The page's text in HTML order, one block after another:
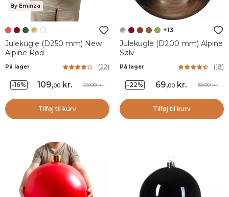
By Eminza
Julekugle (D250 mm) New
Alpine Rød
På lager (22)
-16% 109,00kr. 129,00 kr.
Tilføj til kurv
+13
Julekugle (D200 mm) Alpine
Sølv
På lager (18)
-22% 69,00 kr. 89,00 kr.
Tilføj til kurv